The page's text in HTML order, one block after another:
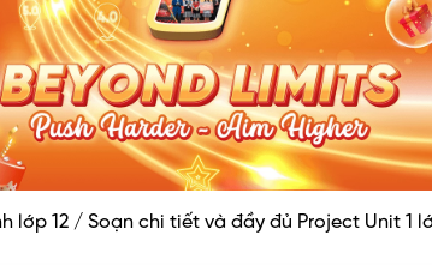
lớp 12 / Soạn chi tiết và đầy đủ Project Unit 1